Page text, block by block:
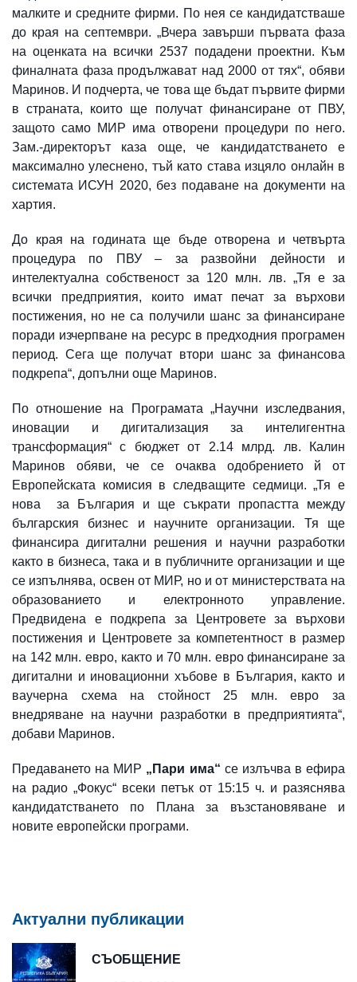
малките и средните фирми. По нея се кандидатстваше
до края на септември. „Вчера завърши първата фаза
на оценката на всички 2537 подадени проектни. Към
финалната фаза продължават над 2000 от тях“, обяви
Маринов. И подчерта, че това ще бъдат първите фирми
в страната, които ще получат финансиране от ПВУ,
защото само МИР има отворени процедури по него.
Зам.-директорът каза още, че кандидатстването е
максимално улеснено, тъй като става изцяло онлайн в
системата ИСУН 2020, без подаване на документи на
хартия.
До края на годината ще бъде отворена и четвърта
процедура по ПВУ – за развойни дейности и
интелектуална собственост за 120 млн. лв. „Тя е за
всички предприятия, които имат печат за върхови
постижения, но не са получили шанс за финансиране
поради изчерпване на ресурс в предходния програмен
период. Сега ще получат втори шанс за финансова
подкрепа“, допълни още Маринов.
По отношение на Програмата „Научни изследвания,
иновации и дигитализация за интелигентна
трансформация“ с бюджет от 2.14 млрд. лв. Калин
Маринов обяви, че се очаква одобрението й от
Европейската комисия в следващите седмици. „Тя е
нова за България и ще съкрати пропастта между
българския бизнес и научните организации. Тя ще
финансира дигитални решения и научни разработки
както в бизнеса, така и в публичните организации и ще
се изпълнява, освен от МИР, но и от министерствата на
образованието и електронното управление.
Предвидена е подкрепа за Центровете за върхови
постижения и Центровете за компетентност в размер
на 142 млн. евро, както и 70 млн. евро финансиране за
дигитални и иновационни хъбове в България, както и
ваучерна схема на стойност 25 млн. евро за
внедряване на научни разработки в предприятията“,
добави Маринов.
Предаването на МИР „Пари има“ се излъчва в ефира
на радио „Фокус“ всеки петък от 15:15 ч. и разяснява
кандидатстването по Плана за възстановяване и
новите европейски програми.
Актуални публикации
СЪОБЩЕНИЕ